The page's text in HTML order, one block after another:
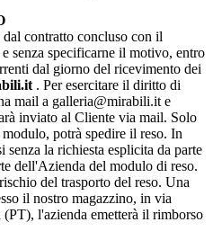
contratto concluso con il
senza specificarne il motivo, entro
dal giorno del ricevimento dei
. Per esercitare il diritto di
mail a galleria@mirabili.it e
inviato al Cliente via mail. Solo
potrà spedire il reso. In
senza la richiesta esplicita da parte
dell'Azienda del modulo di reso.
del trasporto del reso. Una
il nostro magazzino, in via
l'azienda emetterà il rimborso